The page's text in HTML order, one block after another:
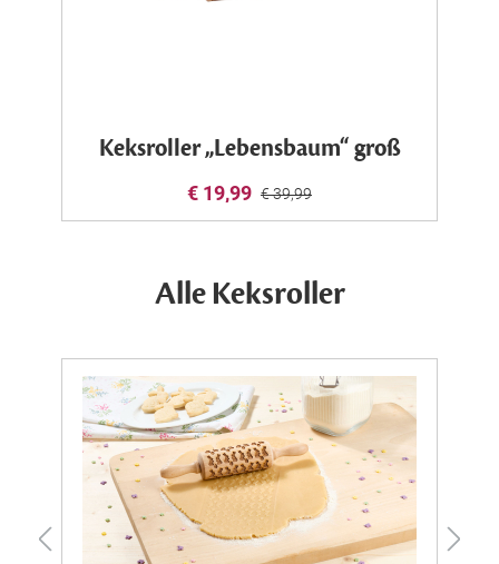
Keksroller „Lebensbaum“ groß
€ 19,99 € 39,99
Alle Keksroller